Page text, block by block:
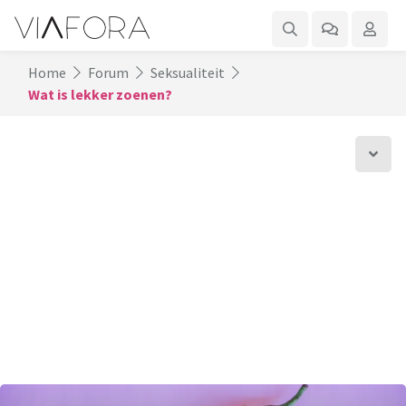
Home Forum
Seksualiteit
Wat is lekker zoenen?